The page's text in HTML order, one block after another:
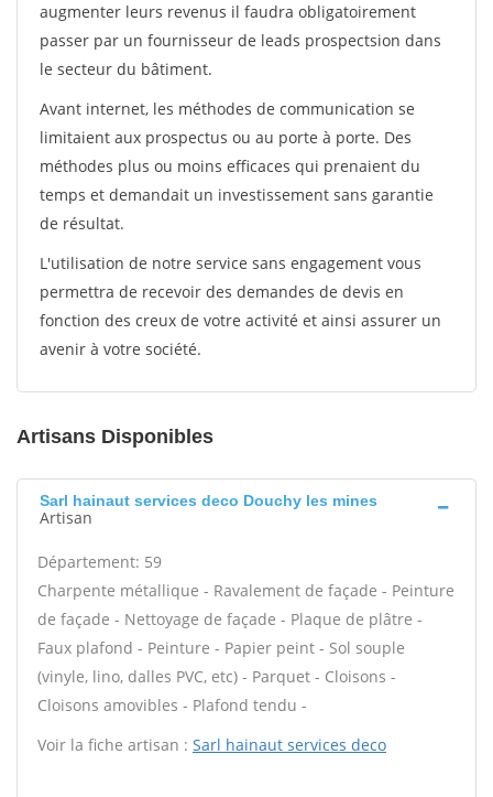
augmenter leurs revenus il faudra obligatoirement
passer par un fournisseur de leads prospectsion dans
le secteur du bâtiment.
Avant internet, les méthodes de communication se
limitaient aux prospectus ou au porte à porte. Des
méthodes plus ou moins efficaces qui prenaient du
temps et demandait un investissement sans garantie
de résultat.
L'utilisation de notre service sans engagement vous
permettra de recevoir des demandes de devis en
fonction des creux de votre activité et ainsi assurer un
avenir à votre société.
Artisans Disponibles
Sarl hainaut services deco Douchy les mines
Artisan
Département: 59
Charpente métallique - Ravalement de façade - Peinture
de façade - Nettoyage de façade - Plaque de plâtre -
Faux plafond - Peinture - Papier peint - Sol souple
(vinyle, lino, dalles PVC, etc) - Parquet - Cloisons -
Cloisons amovibles - Plafond tendu -
Voir la fiche artisan : Sarl hainaut services deco